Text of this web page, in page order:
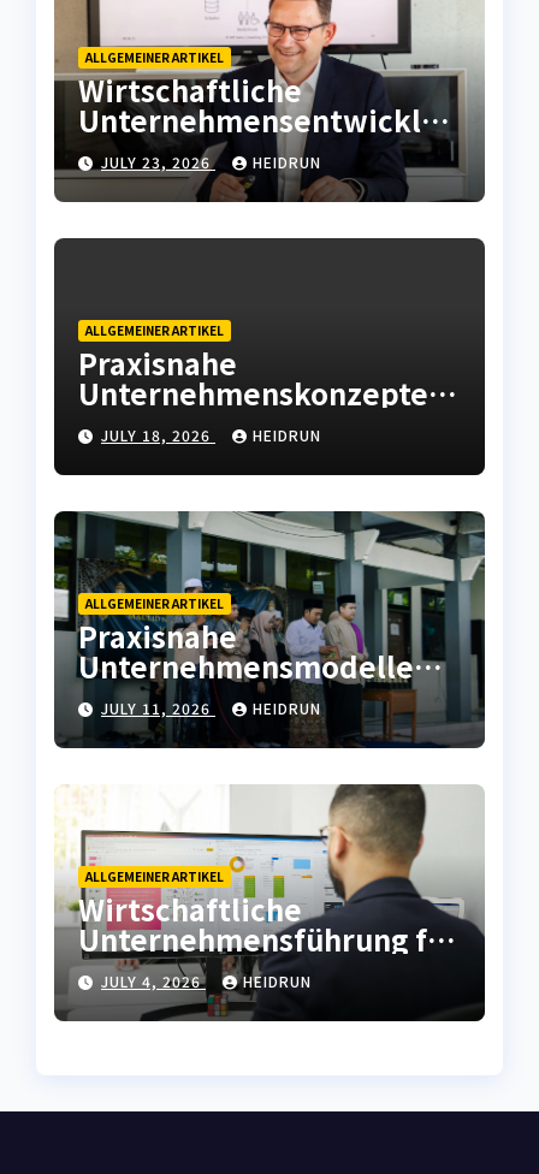
ALLGEMEINER ARTIKEL
Wirtschaftliche
Unternehmensentwicklun
g mit moderner
Betriebsstrategie
JULY 23, 2026 HEIDRUN
ALLGEMEINER ARTIKEL
Praxisnahe
Unternehmenskonzepte
mit wirtschaftlicher
Weitsicht
JULY 18, 2026 HEIDRUN
ALLGEMEINER ARTIKEL
Praxisnahe
Unternehmensmodelle
für wirtschaftliche
Prozesssicherheit
JULY 11, 2026 HEIDRUN
ALLGEMEINER ARTIKEL
Wirtschaftliche
Unternehmensführung für
moderne
Strukturentwicklung
JULY 4, 2026 HEIDRUN